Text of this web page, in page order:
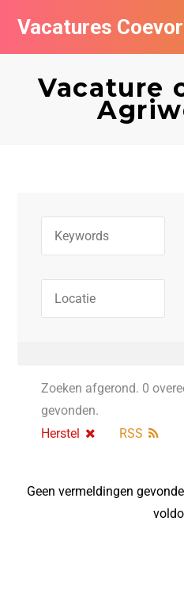
Vacatures
Vacature
Zoeken afgerond. 0
gevonden.
Herstel
RSS
Geen vermeldingen
Vacatures per bedrijf
Populair